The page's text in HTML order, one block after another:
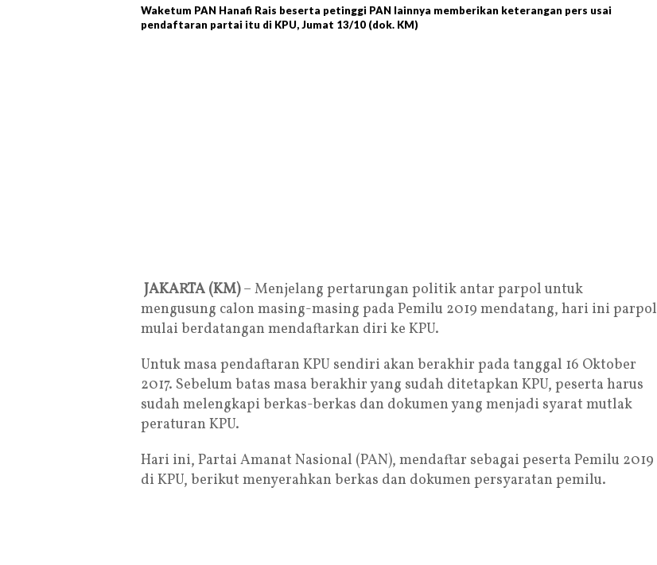
Waketum PAN Hanafi Rais beserta petinggi PAN lainnya memberikan keterangan pers usai
pendaftaran partai itu di KPU, Jumat 13/10 (dok. KM)
JAKARTA (KM)– Menjelang pertarungan politik antar parpol untuk
mengusung calon masing-masing pada Pemilu 2019 mendatang, hari ini parpol
mulai berdatangan mendaftarkan diri ke KPU.
Untuk masa pendaftaran KPU sendiri akan berakhir pada tanggal 16 Oktober
2017. Sebelum batas masa berakhir yang sudah ditetapkan KPU, peserta harus
sudah melengkapi berkas-berkas dan dokumen yang menjadi syarat mutlak
peraturan KPU.
Hari ini, Partai Amanat Nasional (PAN), mendaftar sebagai peserta Pemilu 2019
di KPU, berikut menyerahkan berkas dan dokumen persyaratan pemilu.